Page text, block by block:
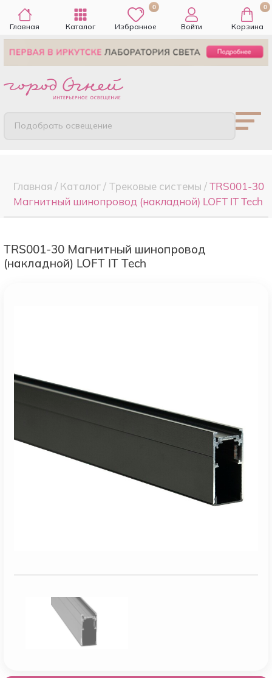
Главная Каталог
0
Избранное Войти
0
Корзина
Подобрать освещение
Главная / Каталог/ Трековые системы /TRS001-30
Магнитный шинопровод (накладной) LOFT IT Tech
TRS001-30 Магнитный шинопровод
(накладной) LOFT IT Tech